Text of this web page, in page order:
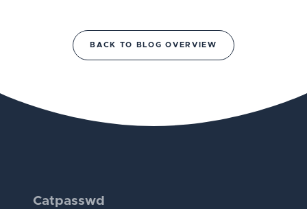
BACK TO BLOG OVERVIEW
Catpasswd